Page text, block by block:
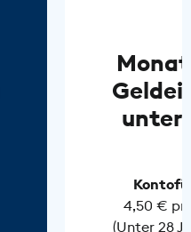
unter
4,50 €
(Unter 28